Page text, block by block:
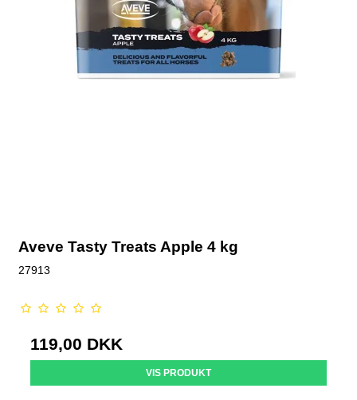
Aveve Tasty Treats Apple 4 kg
27913
119,00 DKK
VIS PRODUKT